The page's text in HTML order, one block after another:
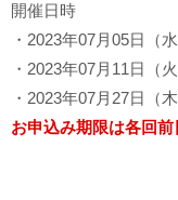
開催日時
・2023年07月05日（
・2023年07月11日（
・2023年07月27日（
お申込み期限は各回